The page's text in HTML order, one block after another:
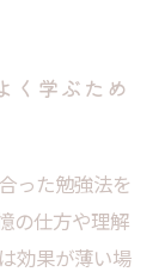
く学ぶため
った勉強法を
の仕方や理解
効果が薄い場